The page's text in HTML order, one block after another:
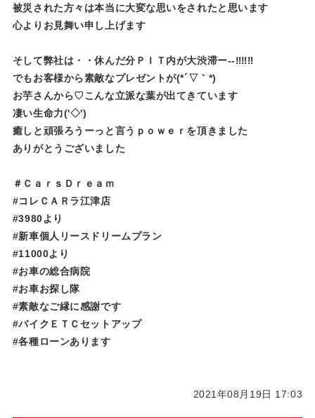
被災された方々は本当に大変な思いをされたと思います
心よりお見舞い申し上げます
そして弊社は・・休んだ分ＰＩＴ内が大渋滞ー--‼‼‼
でもお客様から素敵なプレゼントが(*´▽｀*)
お芋さんから♡こんな立派な葉が出てきています
凄い生命力('◇')ゞ
癒しと頑張ろうーっと言うｐｏｗｅｒを頂きました
ありがとうございました
＃ＣａｒｓＤｒｅａｍ
#コレＣＡＲラ江津店
#3980より
#新車個人リースドリームプラン
#11000より
#お車の総合病院
#お車お探し隊
#素敵なご縁に感謝です
#バイクＥＴＣセットアップ
#各種ローンあります
2021年08月19日 17:03